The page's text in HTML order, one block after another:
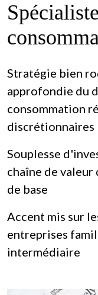
Stratégie bien
approfondie du
consommation
discrétionnaires
Souplesse
chaîne de valeur
de base
Accent mis sur
entreprises
intermédiaire